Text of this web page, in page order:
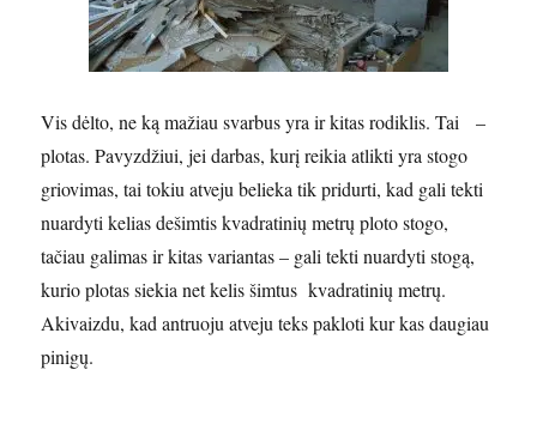
Vis dėlto, ne ką mažiau svarbus yra ir kitas rodiklis. Tai –
plotas. Pavyzdžiui, jei darbas, kurį reikia atlikti yra stogo
griovimas, tai tokiu atveju belieka tik pridurti, kad gali tekti
nuardyti kelias dešimtis kvadratinių metrų ploto stogo,
tačiau galimas ir kitas variantas – gali tekti nuardyti stogą,
kurio plotas siekia net kelis šimtus kvadratinių metrų.
Akivaizdu, kad antruoju atveju teks pakloti kur kas daugiau
pinigų.